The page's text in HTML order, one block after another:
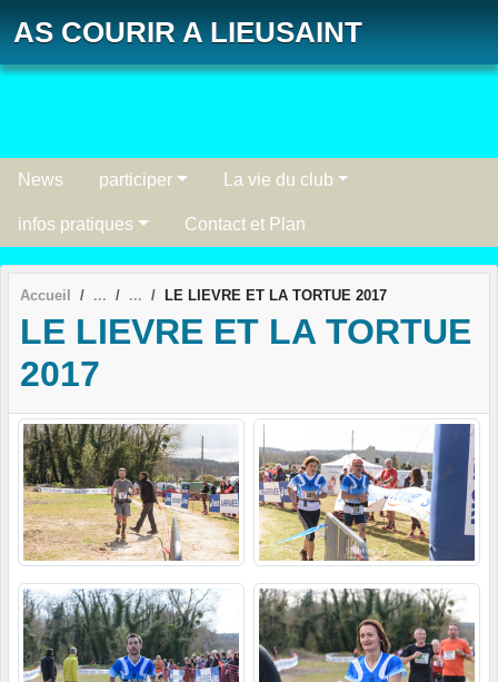
AS COURIR A LIEUSAINT
News participer La vie du club
infos pratiques Contact et Plan
Accueil LE LIEVRE ET LA TORTUE 2017
LE LIEVRE ET LA TORTUE
2017